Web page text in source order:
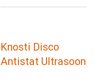
Knosti Disco
Antistat Ultrasoon